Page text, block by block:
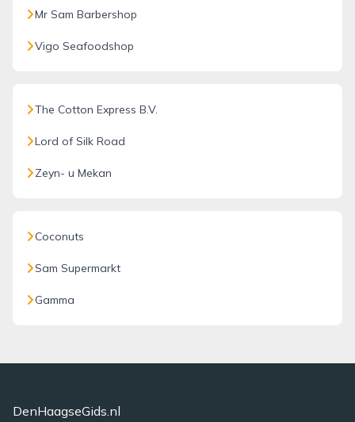
Mr Sam Barbershop
Vigo Seafoodshop
The Cotton Express B.V.
Lord of Silk Road
Zeyn- u Mekan
Coconuts
Sam Supermarkt
Gamma
DenHaagseGids.nl